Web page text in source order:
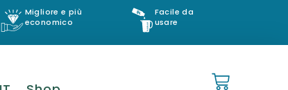
Migliore e più
economico
Facile da
usare